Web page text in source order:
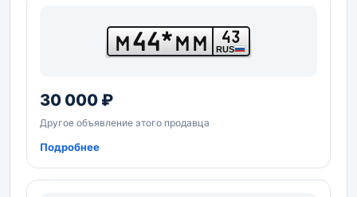
М44*ММ 43
RUS
30 000 ₽
Другое объявление этого продавца
Подробнее